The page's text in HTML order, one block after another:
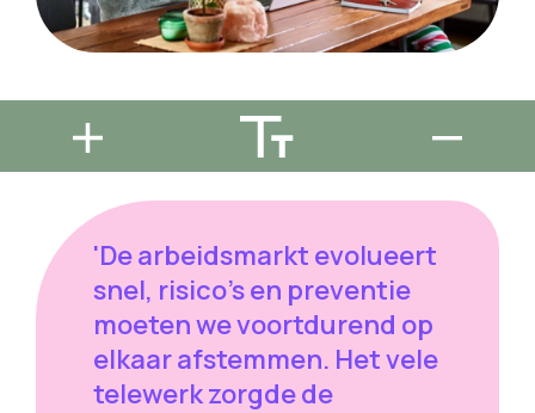
'De arbeidsmarkt evolueert
snel, risico's en preventie
moeten we voortdurend op
elkaar afstemmen. Het vele
telewerk zorgde de